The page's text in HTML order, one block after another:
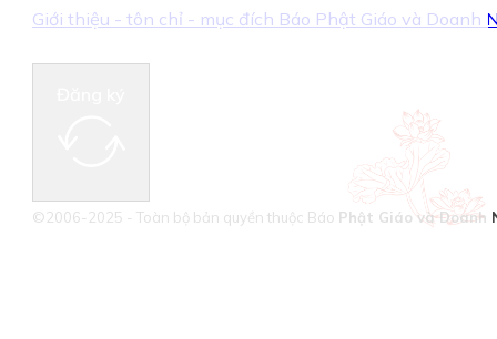
Giới thiệu - tôn chỉ - mục đích Báo Phật Giáo và Doanh
©2006-2025 - Toàn bộ bản quyền thuộc Báo Phật Giáo và Doanh